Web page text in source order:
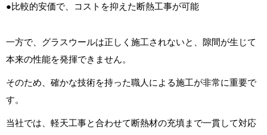
●比較的安価で、コストを抑えた断熱工事が可能
一方で、グラスウールは正しく施工されないと、隙間が生じて
本来の性能を発揮できません。
そのため、確かな技術を持った職人による施工が非常に重要で
す。
当社では、軽天工事と合わせて断熱材の充填まで一貫して対応